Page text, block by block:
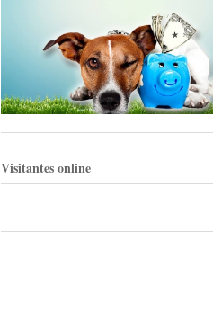
Visitantes online